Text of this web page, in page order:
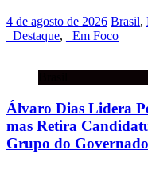
4 de agosto de 2026 Brasil,
_Destaque, _Em Foco
Álvaro Dias Lidera
mas Retira
Grupo do